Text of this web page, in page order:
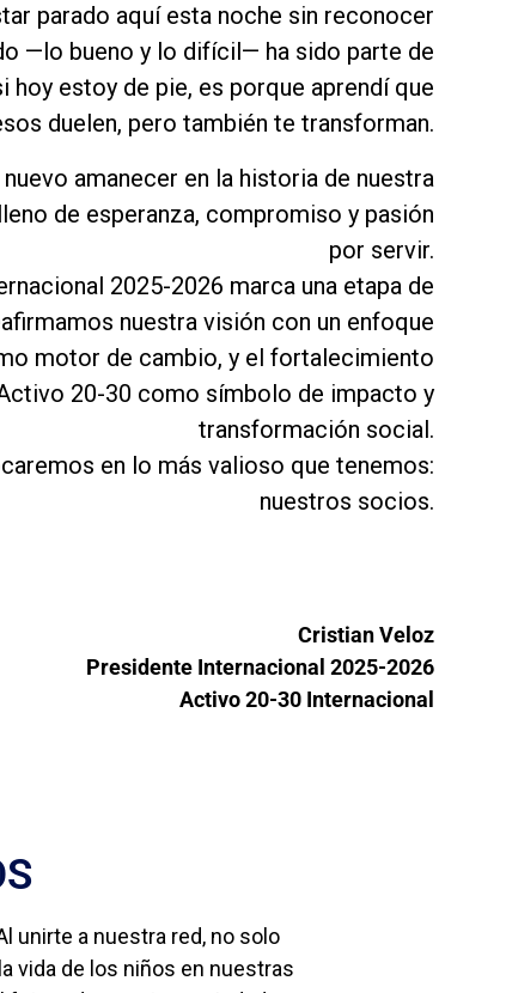
parado aquí esta noche sin reconocer
—lo bueno y lo difícil— ha sido parte de
hoy estoy de pie, es porque aprendí que
duelen, pero también te transforman.
amanecer en la historia de nuestra
de esperanza, compromiso y pasión
por servir.
2025-2026 marca una etapa de
nuestra visión con un enfoque
motor de cambio, y el fortalecimiento
20-30 como símbolo de impacto y
transformación social.
en lo más valioso que tenemos:
nuestros socios.
Cristian Veloz
Presidente Internacional 2025-2026
Activo 20-30 Internacional
unirte a nuestra red, no solo
vida de los niños en nuestras